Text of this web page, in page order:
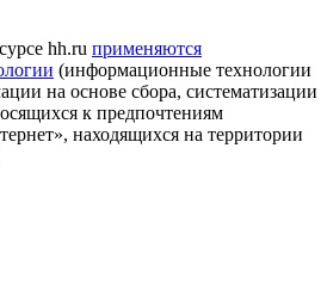
hh.ru применяются
(информационные технологии
на основе сбора, систематизации
к предпочтениям
находящихся на территории